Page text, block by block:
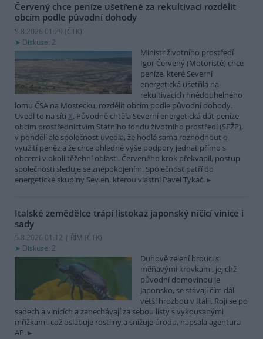
Červený chce peníze ušetřené za rekultivaci rozdělit
obcím podle původní dohody
5.8.2026 01:29 (ČTK)
Diskuse: 2
Ministr životního prostředí
Igor Červený (Motoristé) chce
peníze, které Severní
energetická ušetřila na
rekultivacích hnědouhelného
lomu ČSA na Mostecku, rozdělit obcím podle původní dohody.
Uvedl to na síti X. Původně chtěla Severní energetická dát peníze
obcím prostřednictvím Státního fondu životního prostředí (SFŽP),
v pondělí ale společnost uvedla, že hodlá sama rozhodnout o
využití peněz a že chce ohledně výše podpory jednat přímo s
obcemi v okolí těžební oblasti. Červeného krok překvapil, postup
společnosti sleduje se znepokojením. Společnost patří do
energetické skupiny Sev.en, kterou vlastní Pavel Tykač.
Italské zemědělce trápí listokaz japonský ničící vinice i
sady
5.8.2026 01:12 | ŘÍM (ČTK)
Diskuse: 2
Duhově zelení brouci s
měňavými krovkami, jejichž
původní domovinou je
Japonsko, se stávají čím dál
větší hrozbou v Itálii. Rojí se po
sadech a vinicích a zanechávají za sebou listy s vykousanými
mřížkami, což oslabuje rostliny a snižuje úrodu, napsala agentura
AP.